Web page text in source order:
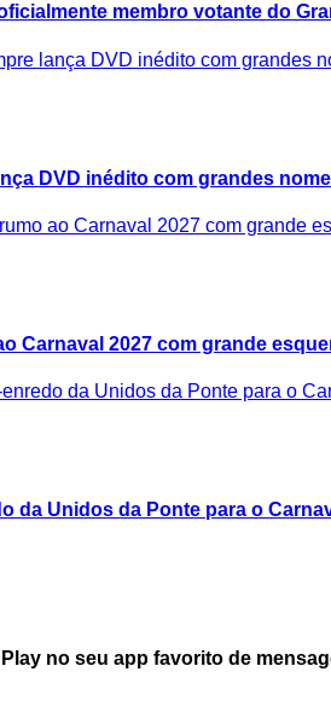
membro votante do
DVD inédito com grandes
Carnaval 2027 com grande
da Unidos da Ponte para o
no seu app favorito de